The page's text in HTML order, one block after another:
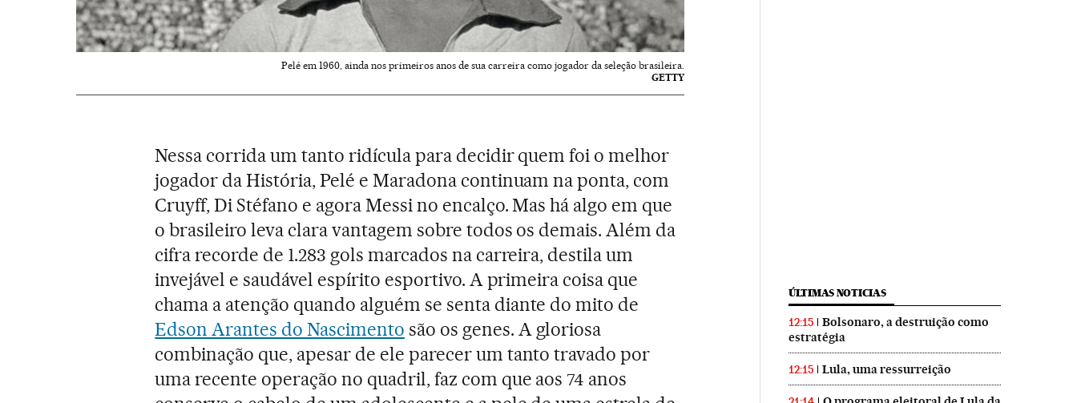
Pelé em 1960, ainda nos primeiros anos de sua carreira como jogador da seleção brasileira.
GETTY
Nessa corrida um tanto ridícula para decidir quem foi o melhor
jogador da História, Pelé e Maradona continuam na ponta, com
Cruyff, Di Stéfano e agora Messi no encalço. Mas há algo em que
o brasileiro leva clara vantagem sobre todos os demais. Além da
cifra recorde de 1.283 gols marcados na carreira, destila um
invejável e saudável espírito esportivo. A primeira coisa que
chama a atenção quando alguém se senta diante do mito de
Edson Arantes do Nascimento são os genes. A gloriosa
combinação que, apesar de ele parecer um tanto travado por
uma recente operação no quadril, faz com que aos 74 anos
ÚLTIMAS NOTICIAS
12:15
Bolsonaro, a destruição como
estratégia
12:15 Lula, uma ressurreição